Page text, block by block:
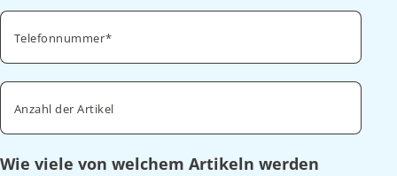
Telefonnummer
Anzahl der Artikel
Wie viele von welchem Artikeln werden